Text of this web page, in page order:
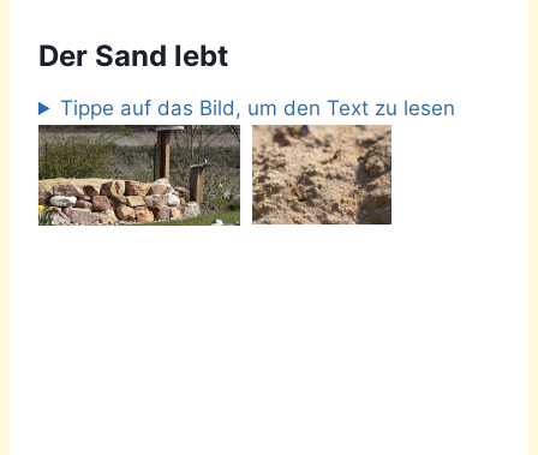
Der Sand lebt
Tippe auf das Bild, um den Text zu lesen